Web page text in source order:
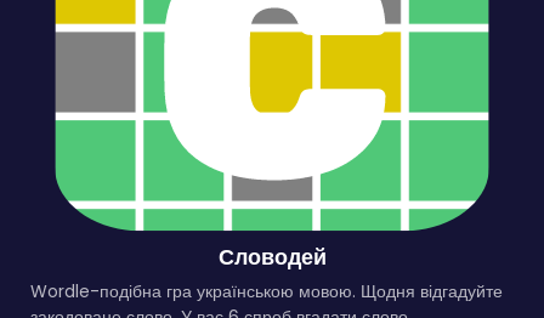
Словодей
Wordle-подібна гра українською мовою. Щодня відгадуйте